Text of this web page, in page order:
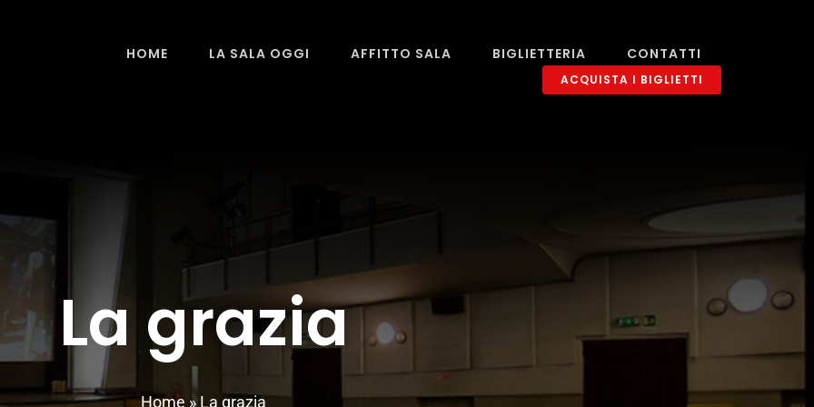
HOME LA SALA OGGI AFFITTO SALA BIGLIETTERIA CONTATTI
ACQUISTA I BIGLIETTI
La grazia
Home » La grazia